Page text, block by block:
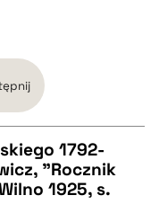
1792-
"Rocznik
1925, s.